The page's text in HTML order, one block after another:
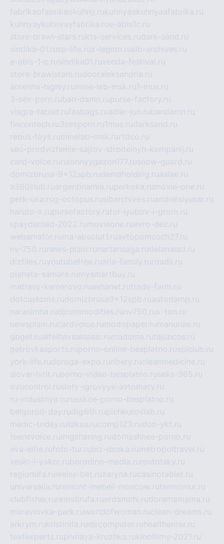
fabrikaofabrikaokuhny.rukuhnyaekuhnyaafabrika.ru
kuhnyaykuhnyayfabrika.rue-abis1c.ru
store-brawl-stars.rukts-services.rudark-sand.ru
sindika-01.rusp-life.rux-legion.rusib-archives.ru
e-abis-1-c.rusindika01.ruvenda-festival.ru
store-brawlstars.rudooraleksandria.ru
antenna-highly.ru mine-lab-msk.ru1-mus.ru
3-sex-porn.ruban-damn.rupurse-factory.ru
viagra-tablet.rufasbags.ruadler-jun.rubandamn.ru
fincontech.ru3sexporn.ru1mus.rudarksand.ru
rebus-toys.ru minelab-msk.ru rtdco.ru
seo-prodvizhenie-sajtov-stroitelnyh-kompanij.ru
card-voice.ru rulonnyygazon177.rusnow-guard.ru
domizbrusa-9x12spb.rudemaholding.ruaalse.ru
a380club.ruargentinamia.ruperkoka.ru movie-one.ru
perk-oka.rug-octopus.rusibarchives.ruandreislyusar.ru
naruto-x.rupursefactory.rutor-lyubov-i-grom.ru
spayderhed-2022.ru movieone.ruevro-dez.ru
webamator.ru ma-absolut1.ruavtopomosch27.ru
nv-750.ru news-plain.ru nertansaga.rudelanalad.ru
dizfiles.ruyoutubefree.ruaria-family.ru roadli.ru
planeta-samara.ru mysmartbuy.ru
matrasy-kemerovo.ruashanet.rutrade-farm.ru
dotcustoms.rudomizbrusa9x12spb.ruautodamp.ru
narasimha.rudjcommodities.ru nv750.rux-ton.ru
newsplain.rucardvoice.ru modopaper.ru manunae.ru
gbget.rualfeihavsalnassr.ru madoma.rutajuncos.ru
petrovkasports.ruporno-online-besplatno.rusplclub.ru
york-life.rudoroga-expo.ru ribery.rucleanmedicine.ru
slovar-ivrit.ruporno-video-besplatno.ruseks-365.ru
ovucontrol.rusloty-igrovyye-avtomaty.ru
ru-industriya.ru russkoe-porno-besplatno.ru
belgorod-day.rudigilith.rupichkurovlab.ru
medic-today.rutaksu.rucomp123.rudon-ykt.ru
teensvoice.ru imgsharing.rudomashnee-porno.ru
eva-elfie.rufoto-tur.rubiz-doska.ru metropoltravel.ru
veslo-i-yakor.ruborodino-media.ru rostotsky.ru
regionufa.ruweiss-bet.ruzaryna.rucasinotablet.ru
universalia.ru remont-mebeli-moscow.rutermomur.ru
clubfisher.ru remstirufa.ruerdamchi.rudoramamama.ru
muraviovka-park.ruworldofwoman.ruclean-dreams.ru
arkrym.rukristinita.rudircomputer.ru healthenter.ru
textexperts.rupivnaya-kruzhka.rukinofilmy-2021.ru